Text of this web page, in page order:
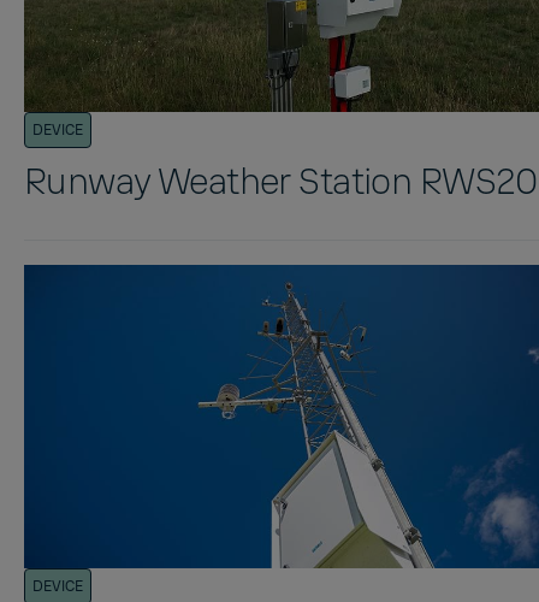
DEVICE
Runway Weather Station
DEVICE